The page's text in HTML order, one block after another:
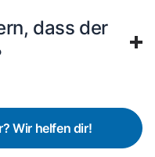
dass der
Wir helfen dir!